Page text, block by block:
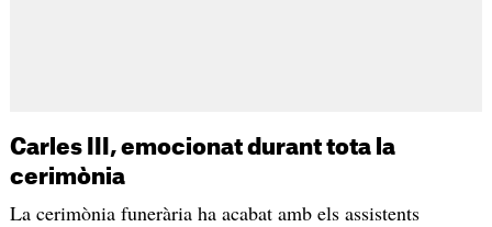
Carles III, emocionat durant tota la
cerimònia
La cerimònia funerària ha acabat amb els assistents